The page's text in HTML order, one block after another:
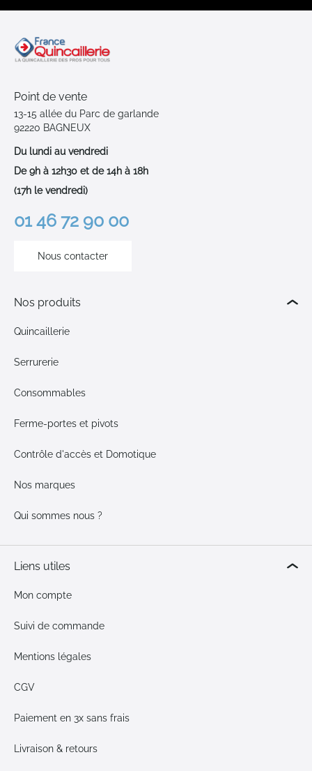
Point de vente
13-15 allée du Parc de garlande
92220 BAGNEUX
Du lundi au vendredi
De 9h à 12h30 et de 14h à 18h
(17h le vendredi)
01 46 72 90 00
Nous contacter
Nos produits
Quincaillerie
Serrurerie
Consommables
Ferme-portes et pivots
Contrôle d'accès et Domotique
Nos marques
Qui sommes nous ?
Liens utiles
Mon compte
Suivi de commande
Mentions légales
CGV
Paiement en 3x sans frais
Livraison & retours